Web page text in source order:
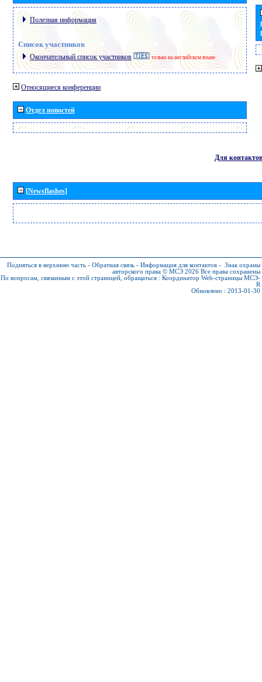
Полезная информация
Список участников
Окончательный список участников только на английском языке
Относящиеся конференции
Отдел новостей
Для контактов
[Newsflashes]
Подняться в верхнюю часть - Обратная связь - Информация для контактов - Знак охраны
авторского права © МСЭ 2026 Все права сохранены
По вопросам, связанным с этой страницей, обращаться : Координатор Web-страницы МСЭ-
R
Обновлено : 2013-01-30